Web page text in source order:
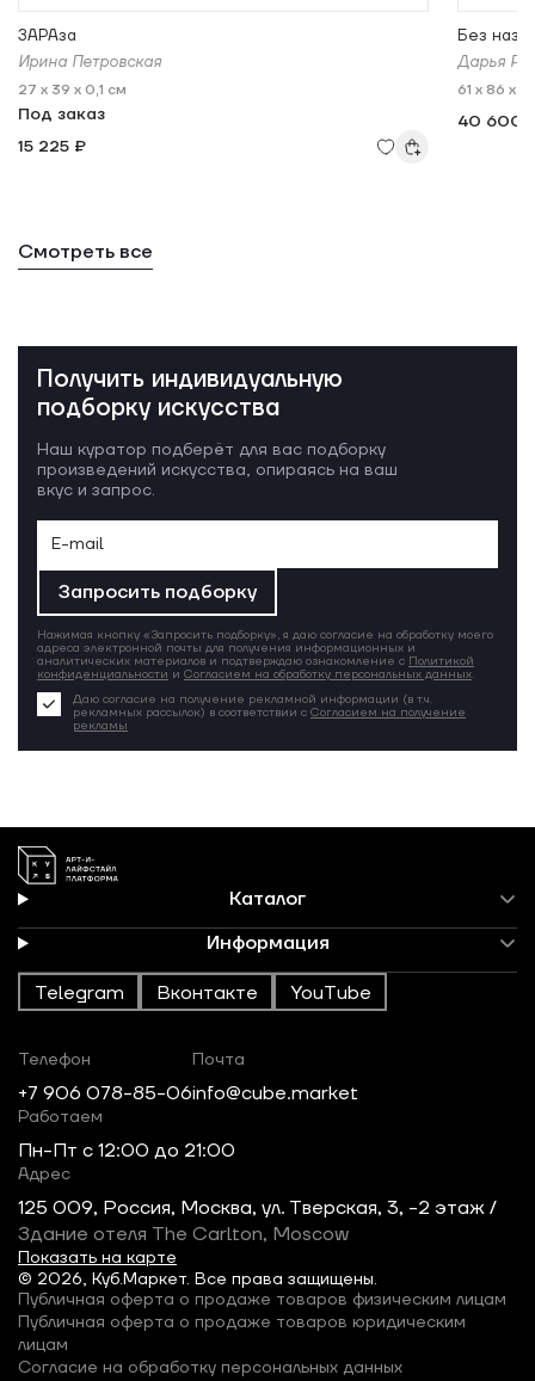
ЗАРАза
Ирина Петровская
27 x 39 x 0,1 см
Под заказ
15 225 ₽
Без
Дарья
61 x 86 x 1
40 600
Смотреть все
Получить индивидуальную
подборку искусства
Наш куратор подберёт для вас подборку
произведений искусства, опираясь на ваш
вкус и запрос.
Запросить подборку
Нажимая кнопку «Запросить подборку», я даю согласие на обработку моего
адреса электронной почты для получения информационных и
аналитических материалов и подтверждаю ознакомление с Политикой
конфиденциальности и Согласием на обработку персональных данных.
Даю согласие на получение рекламной информации (в т.ч.
рекламных рассылок) в соответствии с Согласием на получение
рекламы
Каталог
Информация
Telegram Вконтакте YouTube
© 2026, Куб.Маркет. Все права защищены.
Телефон
+7 906 078-85-06
Почта
info@cube.market
Работаем
Пн-Пт c 12:00 до 21:00
Адрес
125 009, Россия, Москва, ул. Тверская, 3, -2 этаж /
Здание отеля The Carlton, Moscow
Показать на карте
Публичная оферта о продаже товаров физическим лицам
Публичная оферта о продаже товаров юридическим
лицам
Согласие на обработку персональных данных